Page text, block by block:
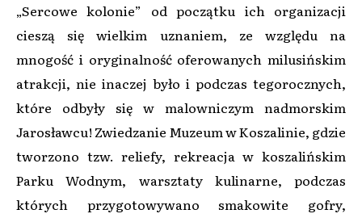
„Sercowe kolonie” od początku ich organizacji
cieszą się wielkim uznaniem, ze względu na
mnogość i oryginalność oferowanych milusińskim
atrakcji, nie inaczej było i podczas tegorocznych,
które odbyły się w malowniczym nadmorskim
Jarosławcu! Zwiedzanie Muzeum w Koszalinie, gdzie
tworzono tzw. reliefy, rekreacja w koszalińskim
Parku Wodnym, warsztaty kulinarne, podczas
których przygotowywano smakowite gofry,